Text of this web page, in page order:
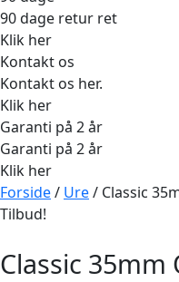
90 dage retur ret
Klik her
Kontakt os
Kontakt os her.
Klik her
Garanti på 2 år
Garanti på 2 år
Klik her
Forside/ Ure/ Classic
Tilbud!
Classic 35mm